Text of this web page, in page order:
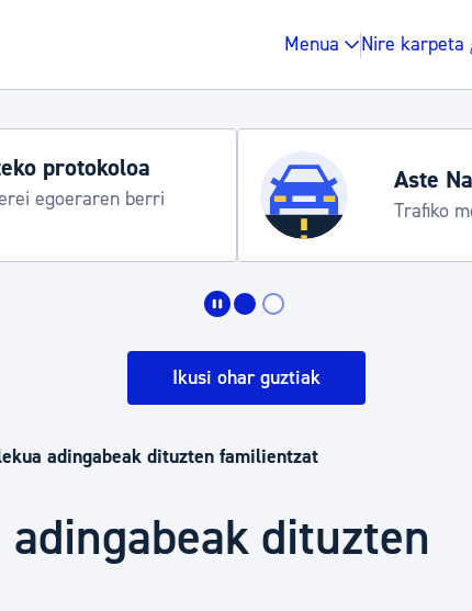
Menua Nire karpeta
Gune publikoa,
2026
eta garraio zerbitzu bereziak
Ikusi ohar guztiak
adingabeak dituzten familientzat
dituzten